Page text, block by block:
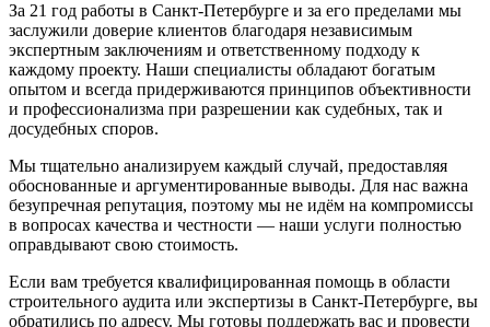
За 21 год работы в Санкт-Петербурге и за его пределами мы
заслужили доверие клиентов благодаря независимым
экспертным заключениям и ответственному подходу к
каждому проекту. Наши специалисты обладают богатым
опытом и всегда придерживаются принципов объективности
и профессионализма при разрешении как судебных, так и
досудебных споров.
Мы тщательно анализируем каждый случай, предоставляя
обоснованные и аргументированные выводы. Для нас важна
безупречная репутация, поэтому мы не идём на компромиссы
в вопросах качества и честности — наши услуги полностью
оправдывают свою стоимость.
Если вам требуется квалифицированная помощь в области
строительного аудита или экспертизы в Санкт-Петербурге, вы
обратились по адресу. Мы готовы поддержать вас и провести